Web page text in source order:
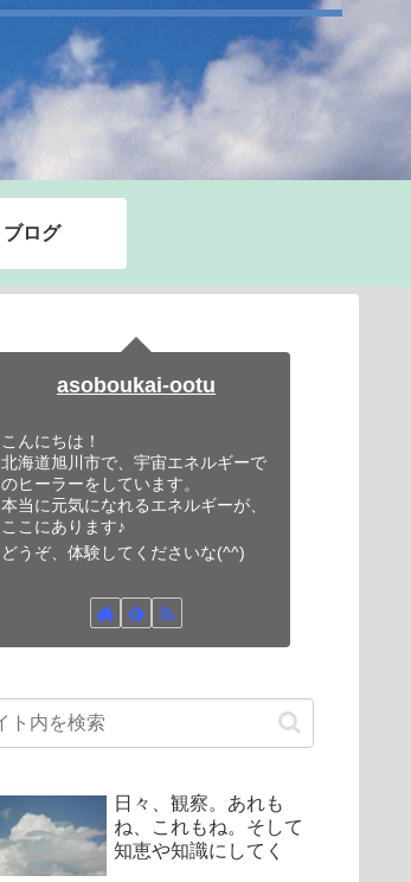
ブログ
asoboukai-ootu
こんにちは！
北海道旭川市で、宇宙エネルギーで
のヒーラーをしています。
本当に元気になれるエネルギーが、
ここにあります♪
どうぞ、体験してくださいな(^^)
日々、観察。あれも
ね、これもね。そして
知恵や知識にしてく